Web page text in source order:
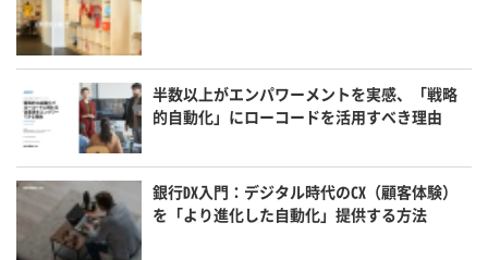
半数以上がエンパワーメントを実感、「戦略
的自動化」にローコードを活用すべき理由
銀行DX入門：デジタル時代のCX（顧客体験）
を「より進化した自動化」提供する方法